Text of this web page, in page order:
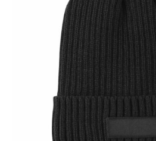
Kantoor & Werkomgeving
Textiel & Promokleding
Technologie & Gadgets
Outdoor & Vrije tijd
Pennen & Schrijfwaren